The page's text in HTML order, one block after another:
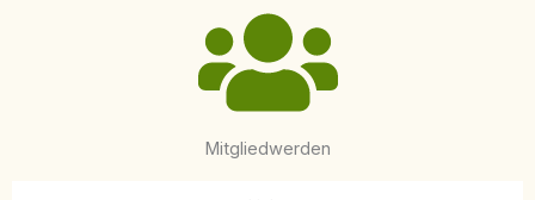
Mitgliedwerden